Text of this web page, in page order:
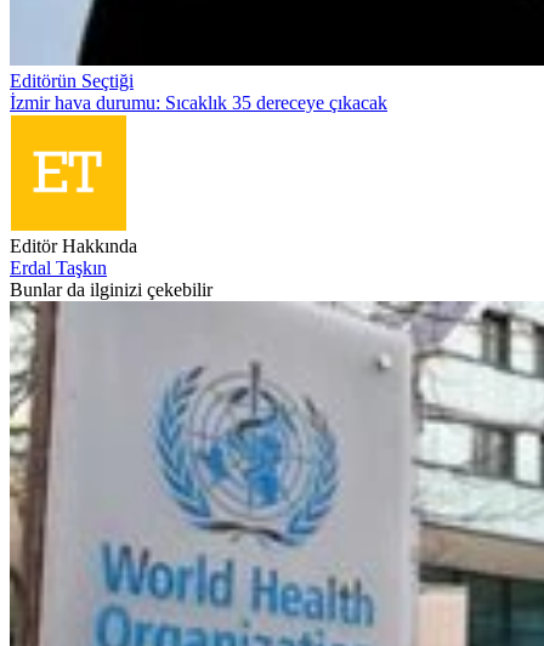
Editörün Seçtiği
İzmir hava durumu: Sıcaklık 35 dereceye çıkacak
Editör Hakkında
Erdal Taşkın
Bunlar da ilginizi çekebilir